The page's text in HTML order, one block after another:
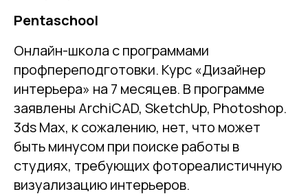
Pentaschool
Онлайн-школа с программами
профпереподготовки. Курс «Дизайнер
интерьера» на 7 месяцев. В программе
заявлены ArchiCAD, SketchUp, Photoshop.
3ds Max, к сожалению, нет, что может
быть минусом при поиске работы в
студиях, требующих фотореалистичную
визуализацию интерьеров.